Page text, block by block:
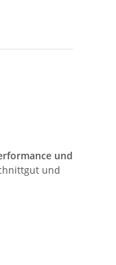
und
und